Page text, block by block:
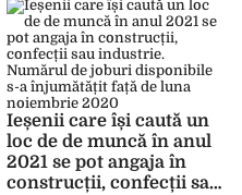
continuare angajați cu
studii superioare care să
lucreze în domeniile
construcții, servicii sau
industrie
Ieșenii care își caută un
loc de de muncă în anul
2021 se pot angaja în
construcții, confecții sau